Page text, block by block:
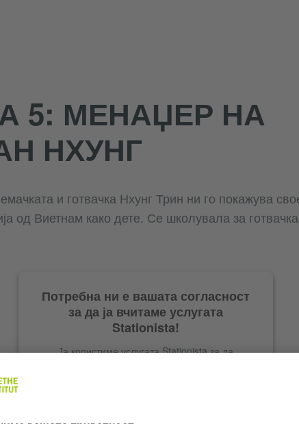
5: МЕНАЏЕР НА
НХУНГ
и готвачка Нхунг Трин ни го покажува
од Виетнам како дете. Се школувала за
Потребна ни е вашата согласност
за да ја вчитаме услугата
Stationista!
Ја користиме услугата Stationista за да